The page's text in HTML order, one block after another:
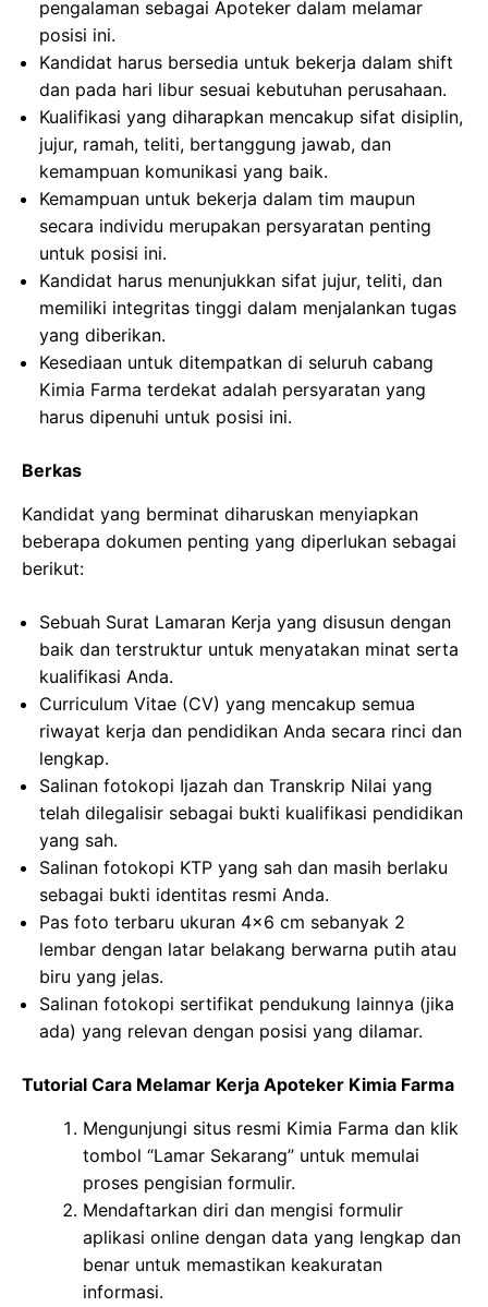
pengalaman sebagai Apoteker dalam melamar
posisi ini.
Kandidat harus bersedia untuk bekerja dalam shift
dan pada hari libur sesuai kebutuhan perusahaan.
Kualifikasi yang diharapkan mencakup sifat disiplin,
jujur, ramah, teliti, bertanggung jawab, dan
kemampuan komunikasi yang baik.
Kemampuan untuk bekerja dalam tim maupun
secara individu merupakan persyaratan penting
untuk posisi ini.
Kandidat harus menunjukkan sifat jujur, teliti, dan
memiliki integritas tinggi dalam menjalankan tugas
yang diberikan.
Kesediaan untuk ditempatkan di seluruh cabang
Kimia Farma terdekat adalah persyaratan yang
harus dipenuhi untuk posisi ini.
Berkas
Kandidat yang berminat diharuskan menyiapkan
beberapa dokumen penting yang diperlukan sebagai
berikut:
Sebuah Surat Lamaran Kerja yang disusun dengan
baik dan terstruktur untuk menyatakan minat serta
kualifikasi Anda.
Curriculum Vitae (CV) yang mencakup semua
riwayat kerja dan pendidikan Anda secara rinci dan
lengkap.
Salinan fotokopi Ijazah dan Transkrip Nilai yang
telah dilegalisir sebagai bukti kualifikasi pendidikan
yang sah.
Salinan fotokopi KTP yang sah dan masih berlaku
sebagai bukti identitas resmi Anda.
Pas foto terbaru ukuran 4×6 cm sebanyak 2
lembar dengan latar belakang berwarna putih atau
biru yang jelas.
Salinan fotokopi sertifikat pendukung lainnya (jika
ada) yang relevan dengan posisi yang dilamar.
Tutorial Cara Melamar Kerja Apoteker Kimia Farma
Mengunjungi situs resmi Kimia Farma dan klik
tombol “Lamar Sekarang” untuk memulai
proses pengisian formulir.
Mendaftarkan diri dan mengisi formulir
aplikasi online dengan data yang lengkap dan
benar untuk memastikan keakuratan
informasi.